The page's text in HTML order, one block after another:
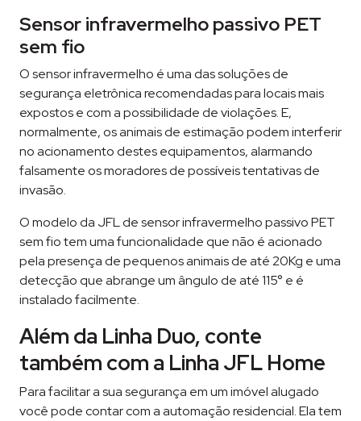
Sensor infravermelho passivo PET
sem fio
O sensor infravermelho é uma das soluções de
segurança eletrônica recomendadas para locais mais
expostos e com a possibilidade de violações. E,
normalmente, os animais de estimação podem interferir
no acionamento destes equipamentos, alarmando
falsamente os moradores de possíveis tentativas de
invasão.
O modelo da JFL de sensor infravermelho passivo PET
sem fio tem uma funcionalidade que não é acionado
pela presença de pequenos animais de até 20Kg e uma
detecção que abrange um ângulo de até 115° e é
instalado facilmente.
Além da Linha Duo, conte
também com a Linha JFL Home
Para facilitar a sua segurança em um imóvel alugado
você pode contar com a automação residencial. Ela tem